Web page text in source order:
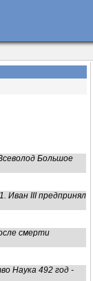
Большое
Иван III предпринял
смерти
Наука 492 год -